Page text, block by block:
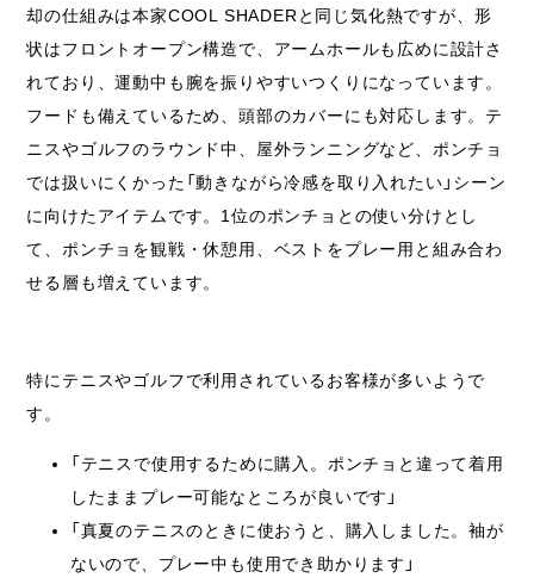
却の仕組みは本家COOL SHADERと同じ気化熱ですが、形
状はフロントオープン構造で、アームホールも広めに設計さ
れており、運動中も腕を振りやすいつくりになっています。
フードも備えているため、頭部のカバーにも対応します。テ
ニスやゴルフのラウンド中、屋外ランニングなど、ポンチョ
では扱いにくかった「動きながら冷感を取り入れたい」シーン
に向けたアイテムです。1位のポンチョとの使い分けとし
て、ポンチョを観戦・休憩用、ベストをプレー用と組み合わ
せる層も増えています。
特にテニスやゴルフで利用されているお客様が多いようで
す。
「テニスで使用するために購入。ポンチョと違って着用
したままプレー可能なところが良いです」
「真夏のテニスのときに使おうと、購入しました。袖が
ないので、プレー中も使用でき助かります」